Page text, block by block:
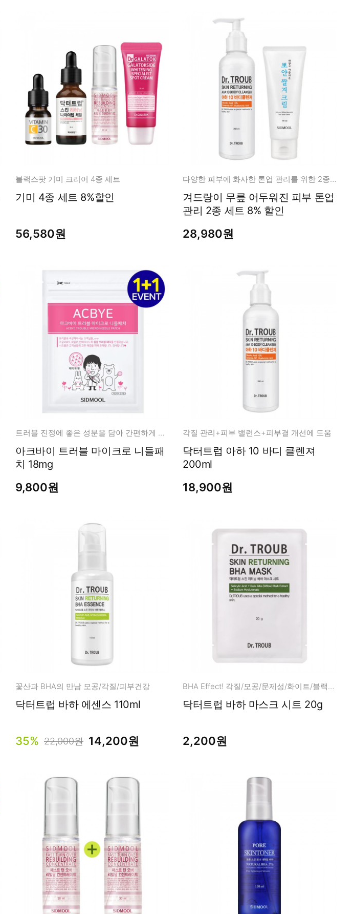
블랙스팟 기미 크리어 4종 세트
기미 4종 세트 8%할인
56,580원
다양한 피부에 화사한 톤업 관리를 위한 2종 세트!
겨드랑이 무릎 어두워진 피부 톤업
관리 2종 세트 8% 할인
28,980원
트러블 진정에 좋은 성분을 담아 간편하게 트러블 고민해결!
아크바이 트러블 마이크로 니들패
치 18mg
9,800원
각질 관리+피부 밸런스+피부결 개선에 도움
닥터트럽 아하 10 바디 클렌져
200ml
18,900원
꽃산과 BHA의 만남 모공/각질/피부건강
닥터트럽 바하 에센스 110ml
35% 22,000원 14,200원
BHA Effect! 각질/모공/문제성/화이트/블랙/헤드
닥터트럽 바하 마스크 시트 20g
2,200원